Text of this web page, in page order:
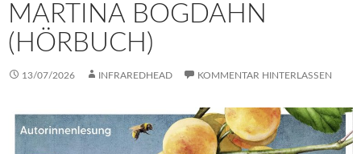
MARTINA BOGDAHN
(HÖRBUCH)
13/07/2026 INFRAREDHEAD KOMMENTAR HINTERLASSEN